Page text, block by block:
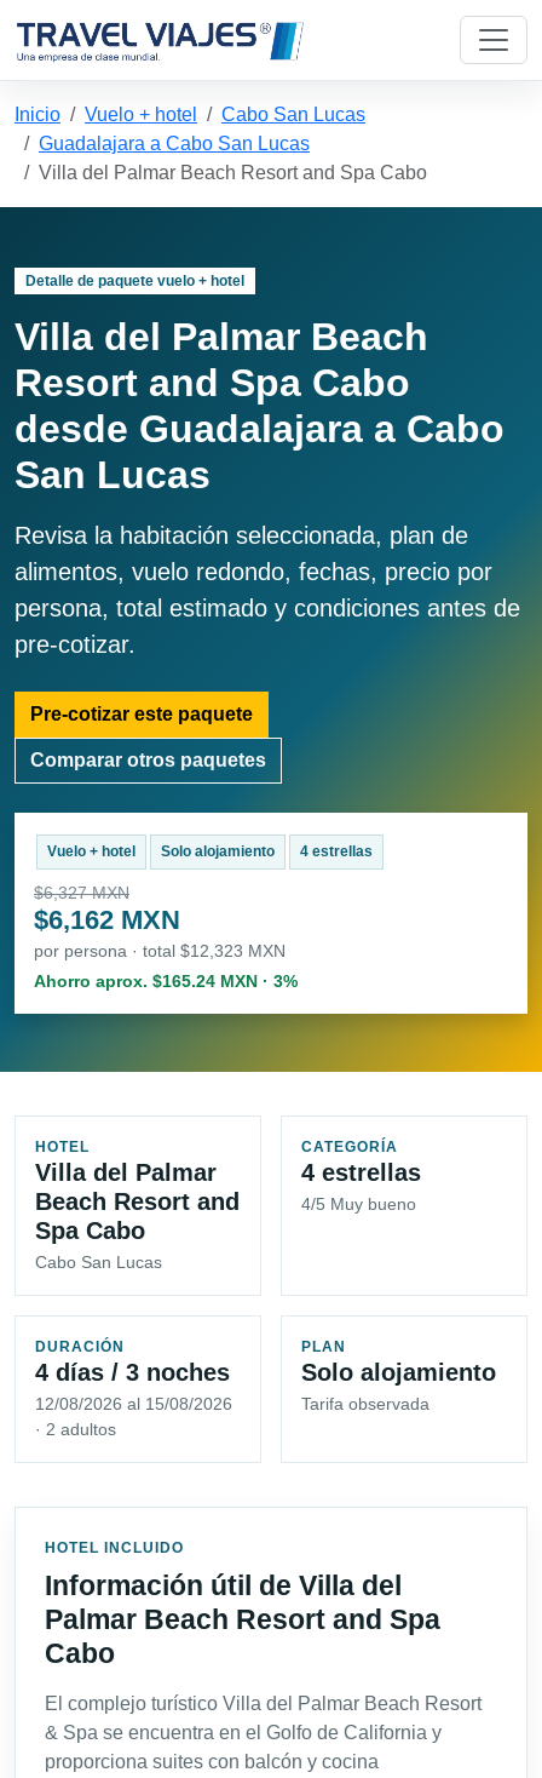
Inicio Vuelo + hotel
Cabo San Lucas
Guadalajara a Cabo San Lucas
Villa del Palmar Beach Resort and Spa Cabo
Detalle de paquete vuelo + hotel
Villa del Palmar Beach
Resort and Spa Cabo
desde Guadalajara a Cabo
San Lucas
Revisa la habitación seleccionada, plan de
alimentos, vuelo redondo, fechas, precio por
persona, total estimado y condiciones antes de
pre-cotizar.
Pre-cotizar este paquete
Comparar otros paquetes
Vuelo + hotel Solo alojamiento 4 estrellas
$6,327 MXN
$6,162 MXN
por persona · total $12,323 MXN
Ahorro aprox. $165.24 MXN · 3%
HOTEL
Villa del Palmar
Beach Resort and
Spa Cabo
Cabo San Lucas
CATEGORÍA
4 estrellas
4/5 Muy bueno
DURACIÓN
4 días / 3 noches
12/08/2026 al 15/08/2026
· 2 adultos
PLAN
Solo alojamiento
Tarifa observada
HOTEL INCLUIDO
Información útil de Villa del
Palmar Beach Resort and Spa
Cabo
El complejo turístico Villa del Palmar Beach Resort
& Spa se encuentra en el Golfo de California y
proporciona suites con balcón y cocina